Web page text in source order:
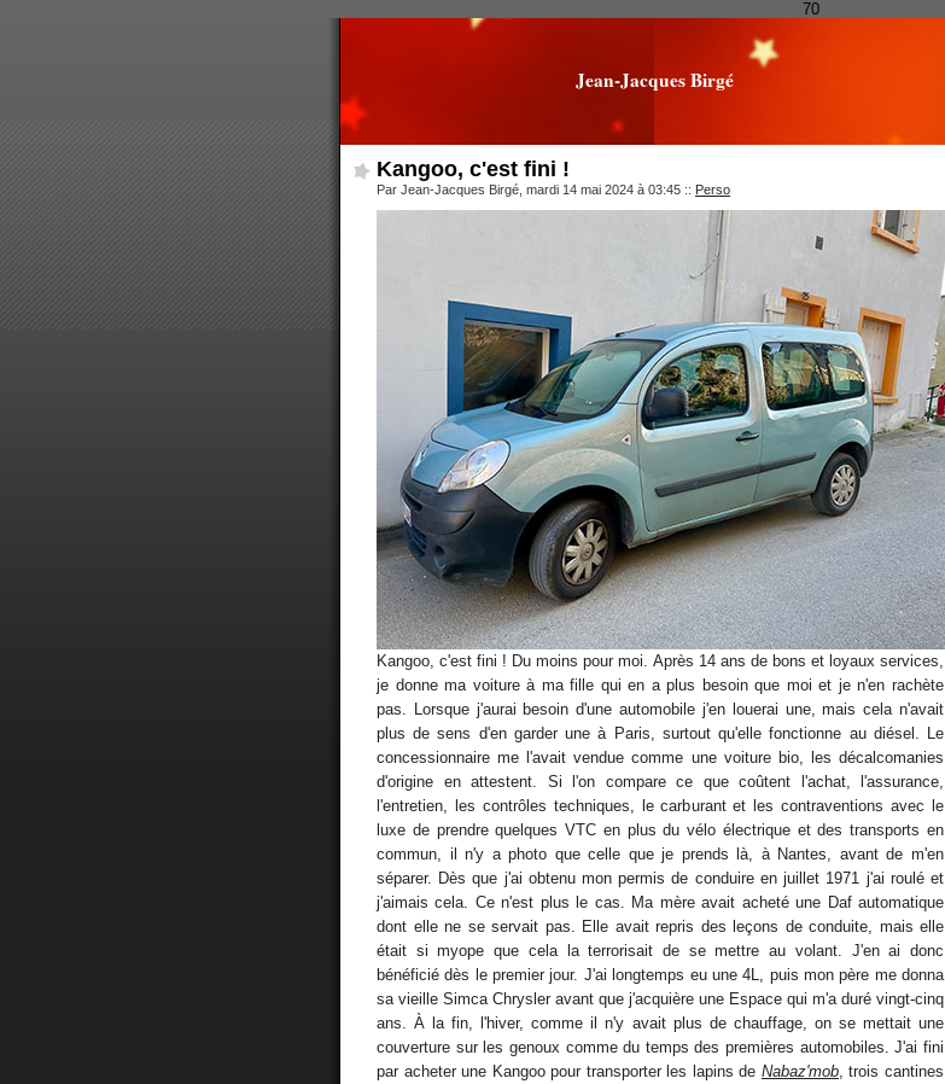
70
Jean-Jacques Birgé
Kangoo, c'est fini !
Par Jean-Jacques Birgé, mardi 14 mai 2024 à 03:45 :: Perso
Kangoo, c'est fini ! Du moins pour moi. Après 14 ans de bons et loyaux services,
je donne ma voiture à ma fille qui en a plus besoin que moi et je n'en rachète
pas. Lorsque j'aurai besoin d'une automobile j'en louerai une, mais cela n'avait
plus de sens d'en garder une à Paris, surtout qu'elle fonctionne au diésel. Le
concessionnaire me l'avait vendue comme une voiture bio, les décalcomanies
d'origine en attestent. Si l'on compare ce que coûtent l'achat, l'assurance,
l'entretien, les contrôles techniques, le carburant et les contraventions avec le
luxe de prendre quelques VTC en plus du vélo électrique et des transports en
commun, il n'y a photo que celle que je prends là, à Nantes, avant de m'en
séparer. Dès que j'ai obtenu mon permis de conduire en juillet 1971 j'ai roulé et
j'aimais cela. Ce n'est plus le cas. Ma mère avait acheté une Daf automatique
dont elle ne se servait pas. Elle avait repris des leçons de conduite, mais elle
était si myope que cela la terrorisait de se mettre au volant. J'en ai donc
bénéficié dès le premier jour. J'ai longtemps eu une 4L, puis mon père me donna
sa vieille Simca Chrysler avant que j'acquière une Espace qui m'a duré vingt-cinq
ans. À la fin, l'hiver, comme il n'y avait plus de chauffage, on se mettait une
couverture sur les genoux comme du temps des premières automobiles. J'ai fini
par acheter une Kangoo pour transporter les lapins de Nabaz'mob, trois cantines